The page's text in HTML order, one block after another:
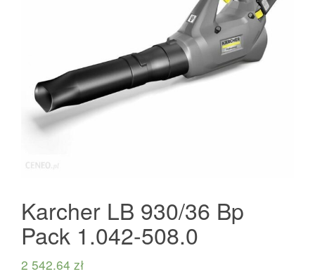
Karcher LB 930/36 Bp
Pack 1.042-508.0
2 542.64 zł